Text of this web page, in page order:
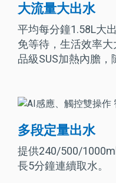
大流量大出水
平均每分鐘1.58L大
免等待，生活效率
品級SUS加熱內膽，
多段定量出水
提供240/500/
長5分鐘連續取水。